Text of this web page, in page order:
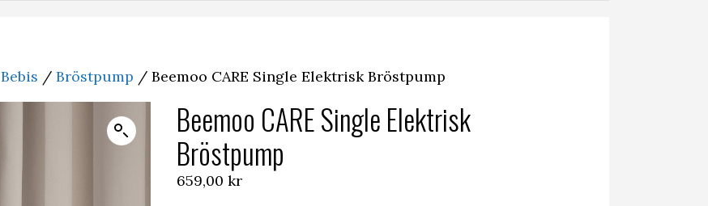
Bebis / Bröstpump / Beemoo CARE Single Elektrisk Bröstpump
Beemoo CARE Single Elektrisk
Bröstpump
659,00 kr